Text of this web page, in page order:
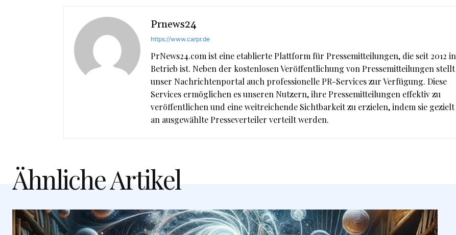
Prnews24
https://www.carpr.de
PrNews24.com ist eine etablierte Plattform für Pressemitteilungen, die seit 2012 in
Betrieb ist. Neben der kostenlosen Veröffentlichung von Pressemitteilungen stellt
unser Nachrichtenportal auch professionelle PR-Services zur Verfügung. Diese
Services ermöglichen es unseren Nutzern, ihre Pressemitteilungen effektiv zu
veröffentlichen und eine weitreichende Sichtbarkeit zu erzielen, indem sie gezielt
an ausgewählte Presseverteiler verteilt werden.
Ähnliche Artikel